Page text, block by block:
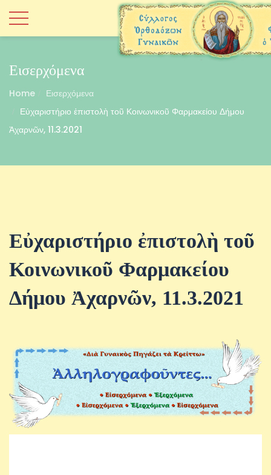
Εισερχόμενα
Home
Εισερχόμενα
Εὐχαριστήριο ἐπιστολὴ τοῦ Κοινωνικοῦ Φαρμακείου Δήμου
Ἀχαρνῶν, 11.3.2021
Εὐχαριστήριο ἐπιστολὴ τοῦ
Κοινωνικοῦ Φαρμακείου
Δήμου Ἀχαρνῶν, 11.3.2021